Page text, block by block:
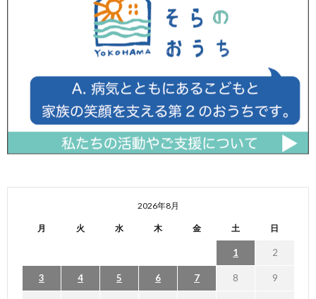
2026年8月
月 火 水 木 金 土 日
1 2
3 4 5 6 7 8 9